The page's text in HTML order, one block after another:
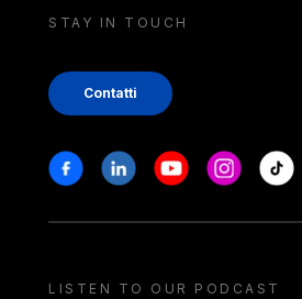
STAY IN TOUCH
Contatti
Stay in touch
FacebookLinkedinYoutubeInstagram
Tiktok
LISTEN TO OUR PODCAST